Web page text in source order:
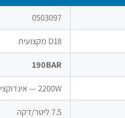
0503097
D18 מקצועית
190BAR
2200W — אינדוקציה
7.5 ליטר/דקה